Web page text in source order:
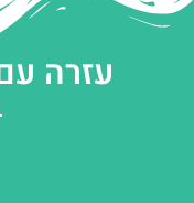
עזרה